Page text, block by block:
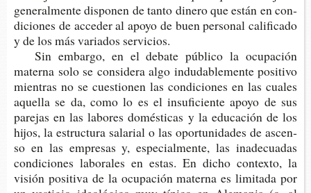
gene­ral­men­te dis­po­nen de tanto dine­ro que están en con­
di­cio­nes de acce­der al apoyo de buen per­so­nal cali­fi­ca­do
y de los más varia­dos servicios.
Sin embar­go, en el deba­te públi­co la ocu­pa­ción
mater­na solo se con­si­de­ra algo indu­da­ble­men­te posi­ti­vo
mien­tras no se cues­tio­nen las con­di­cio­nes en las cua­les
aque­lla se da, como lo es el insu­fi­cien­te apoyo de sus
pare­jas en las labo­res domés­ti­cas y la edu­ca­ción de los
hijos, la estruc­tu­ra sala­rial o las opor­tu­ni­da­des de ascen­
so en las empre­sas y, espe­cial­men­te, las inade­cua­das
con­di­cio­nes labo­ra­les en estas. En dicho con­tex­to, la
visión posi­ti­va de la ocu­pa­ción mater­na es limi­ta­da por